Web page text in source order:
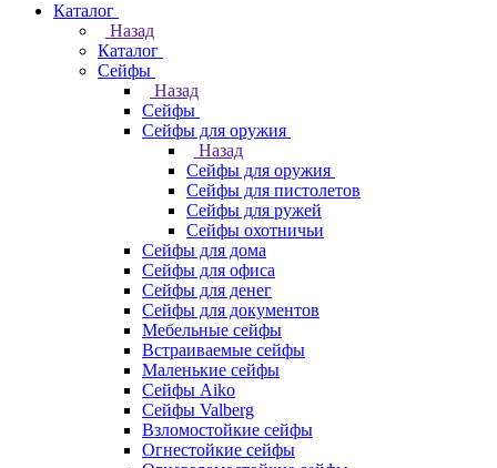
Каталог
Назад
Каталог
Cейфы
Назад
Cейфы
Cейфы для оружия
Назад
Cейфы для оружия
Сейфы для пистолетов
Сейфы для ружей
Сейфы охотничьи
Cейфы для дома
Cейфы для офиса
Сейфы для денег
Сейфы для документов
Мебельные сейфы
Встраиваемые сейфы
Маленькие сейфы
Сейфы Aiko
Сейфы Valberg
Взломостойкие сейфы
Огнестойкие сейфы